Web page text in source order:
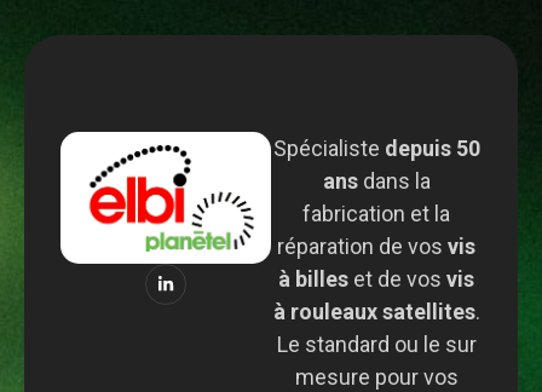
Spécialiste depuis 50
ansdans la
fabrication et la
réparation de vos vis
à billes et de vos vis
à rouleaux satellites.
Le standard ou le sur
mesure pour vos